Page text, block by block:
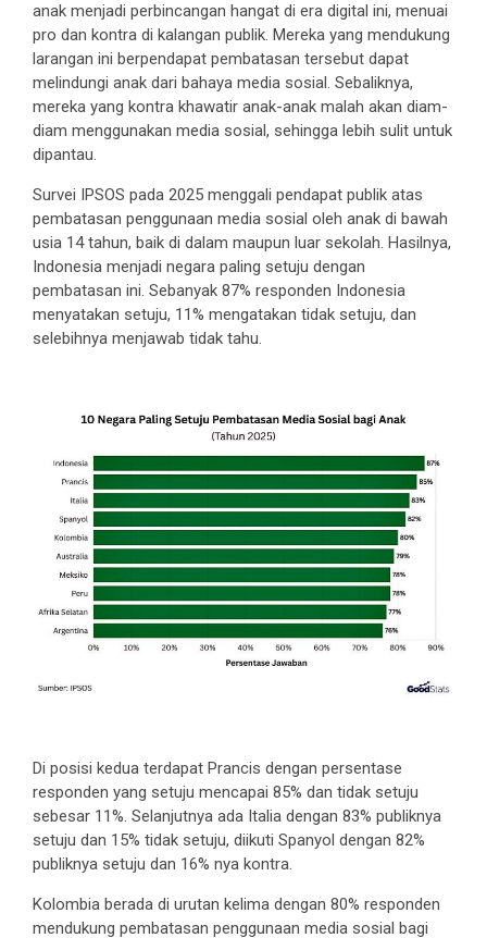
anak menjadi perbincangan hangat di era digital ini, menuai
pro dan kontra di kalangan publik. Mereka yang mendukung
larangan ini berpendapat pembatasan tersebut dapat
melindungi anak dari bahaya media sosial. Sebaliknya,
mereka yang kontra khawatir anak-anak malah akan diam-
diam menggunakan media sosial, sehingga lebih sulit untuk
dipantau.
Survei IPSOS pada 2025 menggali pendapat publik atas
pembatasan penggunaan media sosial oleh anak di bawah
usia 14 tahun, baik di dalam maupun luar sekolah. Hasilnya,
Indonesia menjadi negara paling setuju dengan
pembatasan ini. Sebanyak 87% responden Indonesia
menyatakan setuju, 11% mengatakan tidak setuju, dan
selebihnya menjawab tidak tahu.
Di posisi kedua terdapat Prancis dengan persentase
responden yang setuju mencapai 85% dan tidak setuju
sebesar 11%. Selanjutnya ada Italia dengan 83% publiknya
setuju dan 15% tidak setuju, diikuti Spanyol dengan 82%
publiknya setuju dan 16% nya kontra.
Kolombia berada di urutan kelima dengan 80% responden
mendukung pembatasan penggunaan media sosial bagi